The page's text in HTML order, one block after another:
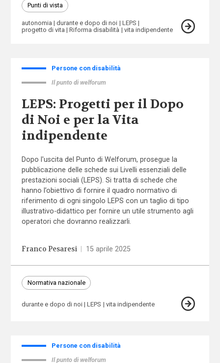
Punti di vista
autonomia durante e dopo di noi
LEPS
progetto di vita
Riforma disabilità vita indipendente
Persone con disabilità
Il punto di welforum
LEPS: Progetti per il Dopo
di Noi e per la Vita
indipendente
Dopo l'uscita del Punto di Welforum, prosegue la
pubblicazione delle schede sui Livelli essenziali delle
prestazioni sociali (LEPS). Si tratta di schede che
hanno l’obiettivo di fornire il quadro normativo di
riferimento di ogni singolo LEPS con un taglio di tipo
illustrativo-didattico per fornire un utile strumento agli
operatori che dovranno realizzarli.
Franco Pesaresi 15 aprile 2025
Normativa nazionale
durante e dopo di noi LEPS vita indipendente
Persone con disabilità
Il punto di welforum